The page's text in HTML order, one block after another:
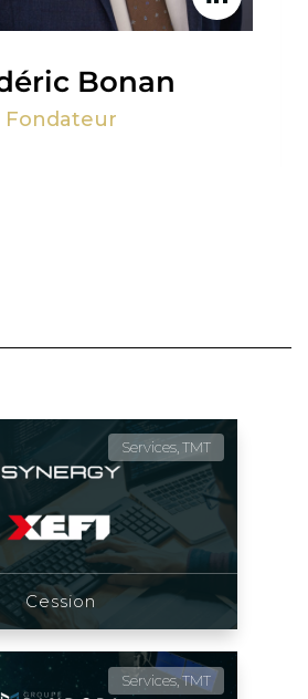
Bonan
Fondateur
Services, TMT
Cession
Services, TMT